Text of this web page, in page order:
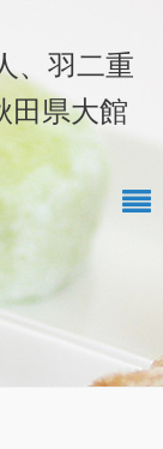
、羽二重
田県大館